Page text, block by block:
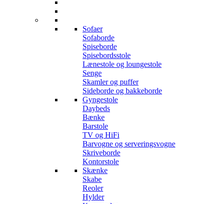
Sofaer
Sofaborde
Spiseborde
Spisebordsstole
Lænestole og loungestole
Senge
Skamler og puffer
Sideborde og bakkeborde
Gyngestole
Daybeds
Bænke
Barstole
TV og HiFi
Barvogne og serveringsvogne
Skriveborde
Kontorstole
Skænke
Skabe
Reoler
Hylder